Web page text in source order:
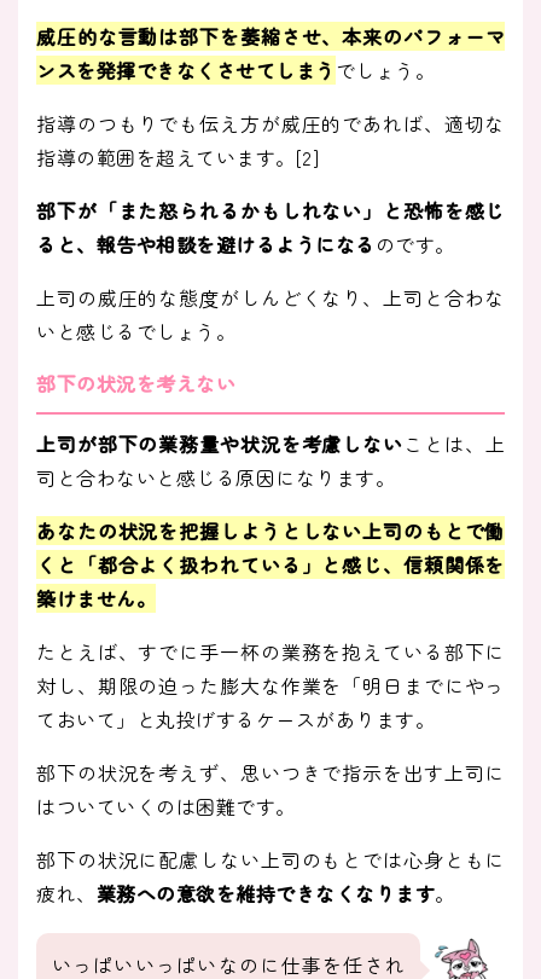
威圧的な言動は部下を萎縮させ、本来のパフォーマ
ンスを発揮できなくさせてしまう でしょう。
指導のつもりでも伝え方が威圧的であれば、適切な
指導の範囲を超えています。[2]
部下が「また怒られるかもしれない」と恐怖を感じ
ると、報告や相談を避けるようになる のです。
上司の威圧的な態度がしんどくなり、上司と合わな
いと感じるでしょう。
部下の状況を考えない
上司が部下の業務量や状況を考慮しないことは、上
司と合わないと感じる原因になります。
あなたの状況を把握しようとしない上司のもとで働
くと「都合よく扱われている」と感じ、信頼関係を
築けません。
たとえば、すでに手一杯の業務を抱えている部下に
対し、期限の迫った膨大な作業を「明日までにやっ
ておいて」と丸投げするケースがあります。
部下の状況を考えず、思いつきで指示を出す上司に
はついていくのは困難です。
部下の状況に配慮しない上司のもとでは心身ともに
疲れ、 業務への意欲を維持できなくなります。
いっぱいいっぱいなのに仕事を任され